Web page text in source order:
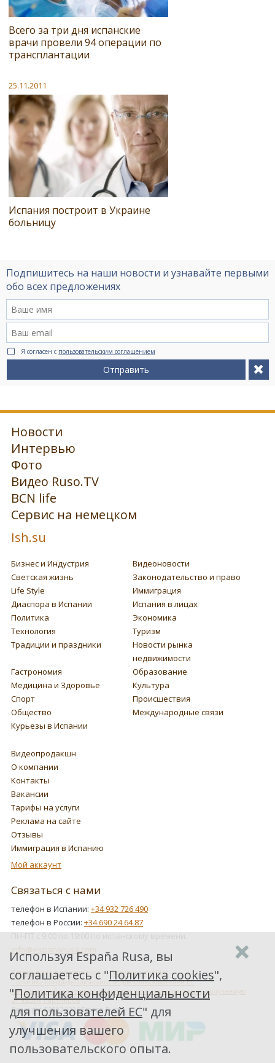
Всего за три дня испанские
врачи провели 94 операции по
трансплантации
25.11.2011
Испания построит в Украине
больницу
Подпишитесь на наши новости и узнавайте первыми
обо всех предложениях
Я согласен с пользовательским соглашением
Отправить
Новости
Интервью
Фото
Видео Ruso.TV
BCN life
Сервис на немецком
Ish.su
Бизнес и Индустрия
Видеоновости
Светская жизнь
Законодательство и право
Life Style
Иммиграция
Диаспора в Испании
Испания в лицах
Политика
Экономика
Технология
Туризм
Традиции и праздники
Новости рынка
недвижимости
Гастрономия
Образование
Медицина и Здоровье
Культура
Спорт
Происшествия
Общество
Международные связи
Курьезы в Испании
Видеопродакшн
О компании
Контакты
Вакансии
Тарифы на услуги
Реклама на сайте
Отзывы
Иммиграция в Испанию
Мой аккаунт
Связаться с нами
телефон в Испании: +34 932 726 490
телефон в России: +34 690 24 64 87
ПН-ПТ с 9:00 по 19:00 по испанскому времени.
info@espanarusa.com
Соглашение пользователя
Политика cookies
Политика конфиденциальности для пользователей ЕС
Как Google обрабатывает информацию о пользователях, получаемую
от наших партнеров
Copyright ©2007-2026 Espana Rusa
Используя España Rusa, вы
соглашаетесь с "Политика cookies",
"Политика конфиденциальности
для пользователей ЕС" для
улучшения вашего
пользовательского опыта.